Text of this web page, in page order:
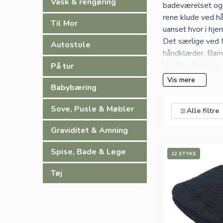
Til Mor
Autostole
På tur
Babybæring
Sove, Pusle & Møbler
Graviditet & Amning
Spise, Bade & Lege
Tøj
badeværelset og
rene klude ved
uanset hvor i
Det særlige ved
håndklæder.
blødere for
babyhud.
MuslinZ er et
eksempel på
huden og et
midten, kan du
samme klude
på toilettet som
Kludene
du med fordel
økologisk bomuld
Klude, der også
Vis mere
Alle filtre
12 STYKS